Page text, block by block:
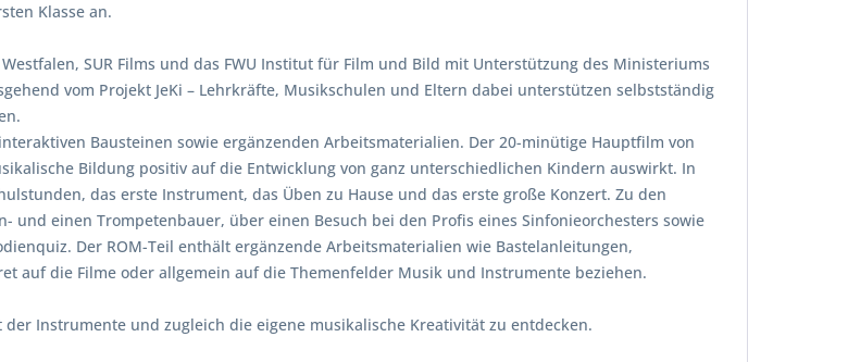
Klasse an.
SUR Films und das FWU Institut für Film und Bild mit Unterstützung des Ministeriums
vom Projekt JeKi – Lehrkräfte, Musikschulen und Eltern dabei unterstützen selbstständig
Bausteinen sowie ergänzenden Arbeitsmaterialien. Der 20-minütige Hauptfilm von
Bildung positiv auf die Entwicklung von ganz unterschiedlichen Kindern auswirkt. In
das erste Instrument, das Üben zu Hause und das erste große Konzert. Zu den
und einen Trompetenbauer, über einen Besuch bei den Profis eines Sinfonieorchesters sowie
Der ROM-Teil enthält ergänzende Arbeitsmaterialien wie Bastelanleitungen,
auf die Filme oder allgemein auf die Themenfelder Musik und Instrumente beziehen.
Instrumente und zugleich die eigene musikalische Kreativität zu entdecken.